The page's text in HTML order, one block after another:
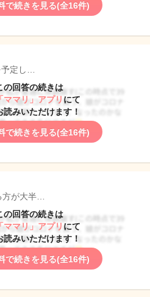
で続きを見る(全16件)
定し…
の回答の続きは
ママリ」アプリ にて
読みいただけます！
で続きを見る(全16件)
が大半…
の回答の続きは
ママリ」アプリ にて
読みいただけます！
で続きを見る(全16件)